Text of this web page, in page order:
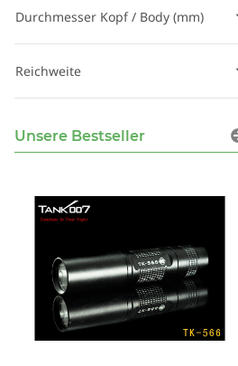
Durchmesser Kopf / Body (mm)
Reichweite
Unsere Bestseller